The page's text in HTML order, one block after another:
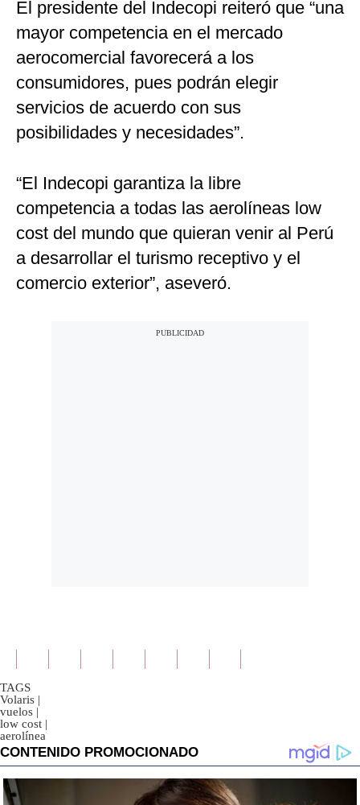
El presidente del Indecopi reiteró que “una
mayor competencia en el mercado
aerocomercial favorecerá a los
consumidores, pues podrán elegir
servicios de acuerdo con sus
posibilidades y necesidades”.
“El Indecopi garantiza la libre
competencia a todas las aerolíneas low
cost del mundo que quieran venir al Perú
a desarrollar el turismo receptivo y el
comercio exterior”, aseveró.
TAGS
Volaris |
vuelos |
low cost |
aerolínea